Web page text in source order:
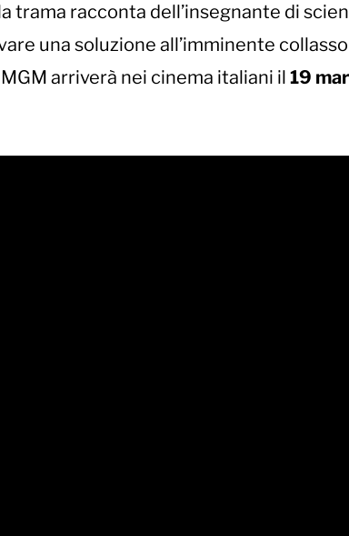
trama racconta dell’insegnante di
una soluzione all’imminente
arriverà nei cinema italiani il 19